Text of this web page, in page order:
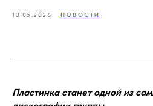
13.05.2026 НОВОСТИ
Пластинка станет одной из